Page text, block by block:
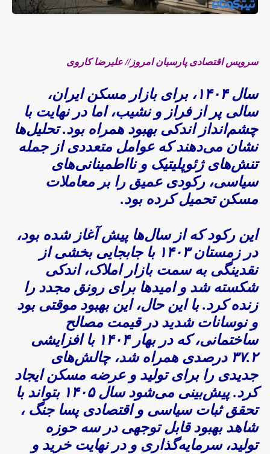
سرویس اقتصادی پارسیان امروز// علیرضا کاروی
سال ۱۴۰۴، برای بازار مسکن ایران،
سالی پر از فراز و نشیب، اما در نهایت با
چشم‌انداز اندکی بهبود همراه بود. تحلیل‌ها
نشان می‌دهند که عوامل متعددی از جمله
تنش‌های ژئوپلیتیک و نااطمینانی‌های
سیاسی، رکودی عمیق را بر معاملات
مسکن تحمیل کرده بود.
این رکود که از سال‌ها پیش آغاز شده بود،
در زمستان ۱۴۰۳ با جابجایی بخشی از
نقدینگی به سمت بازار املاک، اندکی
شکسته شد و امیدها برای رونق مجدد را
زنده کرد. با این حال، این بهبود موقتی بود
و نوسانات شدید در قیمت مصالح
ساختمانی، که در بهار ۱۴۰۴ با افزایشی
۳۷.۲ درصدی همراه شد، چالش‌های
جدیدی را برای تولید و عرضه مسکن ایجاد
کرد. پیش‌بینی می‌شود سال ۱۴۰۵ بتواند با
تحقق ثبات سیاسی و اقتصادی پسا جنگ ،
شاهد بهبود قابل توجهی در سه حوزه
تولید، سرمایه‌گذاری و در نهایت خرید و